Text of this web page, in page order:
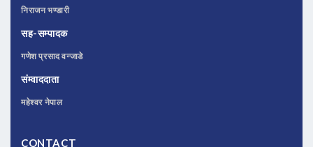
निराजन भण्डारी
सह-सम्पादक
गणेश प्रसाद वन्जाडे
संम्वाददाता
महेश्वर नेपाल
CONTACT